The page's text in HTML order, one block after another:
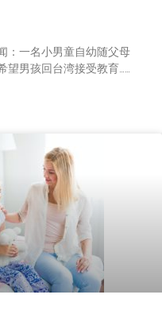
：一名小男童自幼随父母
男孩回台湾接受教育……